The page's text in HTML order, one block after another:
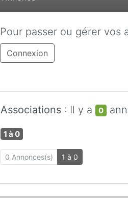
Pour passer ou gérer
Connexion
Associations : Il y a 0
1 à 0
0 Annonces(s) 1 à 0